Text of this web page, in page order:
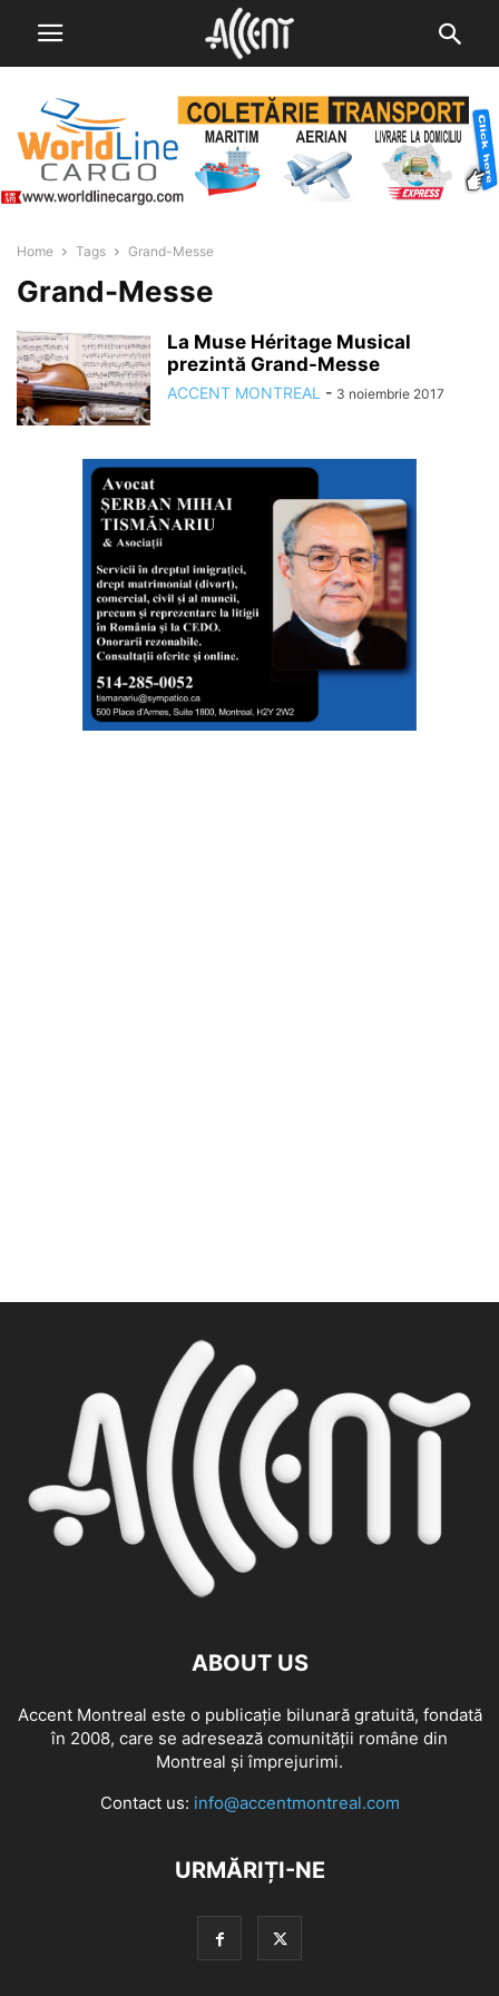
Home Tags Grand-Messe
Grand-Messe
La Muse Héritage Musical
prezintă Grand-Messe
ACCENT MONTREAL - 3 noiembrie 2017
ABOUT US
Accent Montreal este o publicație bilunară gratuită, fondată
în 2008, care se adresează comunităţii române din
Montreal şi împrejurimi.
Contact us: info@accentmontreal.com
URMĂRIȚI-NE